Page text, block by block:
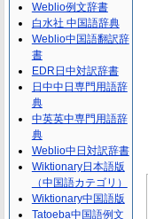
Weblio例文辞書
白水社 中国語辞典
Weblio中国語翻訳辞
書
EDR日中対訳辞書
日中中日専門用語辞
典
中英英中専門用語辞
典
Weblio中日対訳辞書
Wiktionary日本語版
（中国語カテゴリ）
Wiktionary中国語版
Tatoeba中国語例文